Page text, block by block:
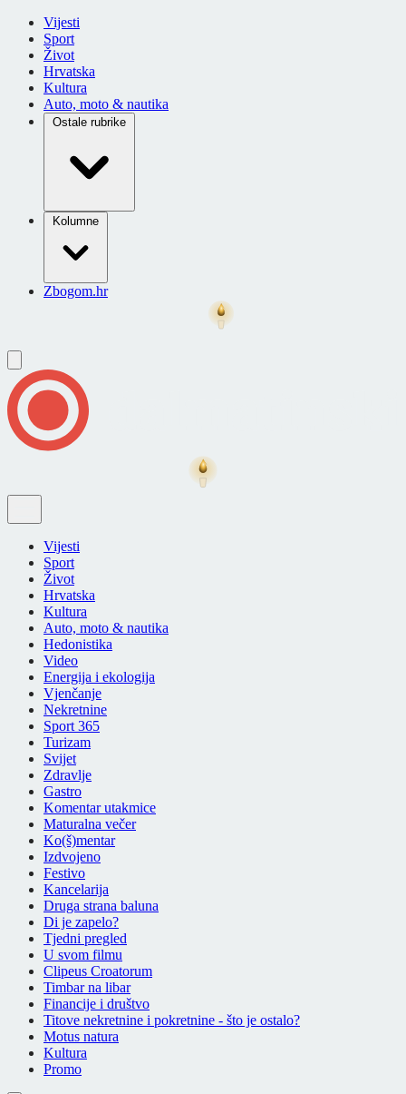
Vijesti
Sport
Život
Hrvatska
Kultura
Auto, moto & nautika
Ostale rubrike
Kolumne
Zbogom.hr
Vijesti
Sport
Život
Hrvatska
Kultura
Auto, moto & nautika
Hedonistika
Video
Energija i ekologija
Vjenčanje
Nekretnine
Sport 365
Turizam
Svijet
Zdravlje
Gastro
Komentar utakmice
Maturalna večer
Ko(š)mentar
Izdvojeno
Festivo
Kancelarija
Druga strana baluna
Di je zapelo?
Tjedni pregled
U svom filmu
Clipeus Croatorum
Timbar na libar
Financije i društvo
Titove nekretnine i pokretnine - što je ostalo?
Motus natura
Kultura
Promo